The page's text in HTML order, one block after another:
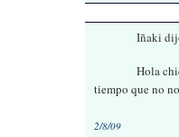
Iñaki
Hola
tiempo que no
2/8/09